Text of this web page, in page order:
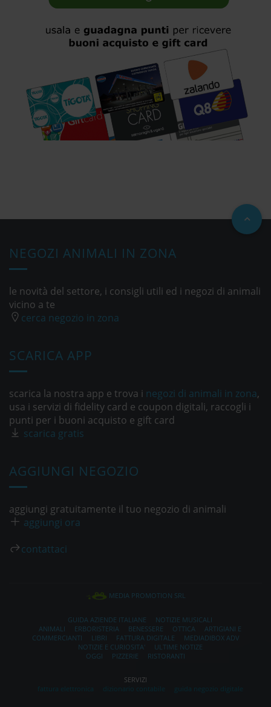
NEGOZI ANIMALI IN ZONA
le novità del settore, i consigli utili ed i negozi di animali
vicino a te
cerca negozio in zona
SCARICA APP
scarica la nostra app e trova i negozi di animali in zona,
usa i servizi di fidelity card e coupon digitali, raccogli i
punti per i buoni acquisto e gift card
scarica gratis
AGGIUNGI NEGOZIO
aggiungi gratuitamente il tuo negozio di animali
aggiungi ora
contattaci
MEDIA PROMOTION SRL
GUIDA AZIENDE ITALIANE
NOTIZIE MUSICALI
ANIMALI
ERBORISTERIA BENESSERE OTTICA
ARTIGIANI E
COMMERCIANTI
LIBRI FATTURA DIGITALE
MEDIADIBOX ADV
NOTIZIE E CURIOSITA'
ULTIME NOTIZE
OGGI
PIZZERIE RISTORANTI
SERVIZI
fattura elettronica
dizionario contabile guida negozio digitale